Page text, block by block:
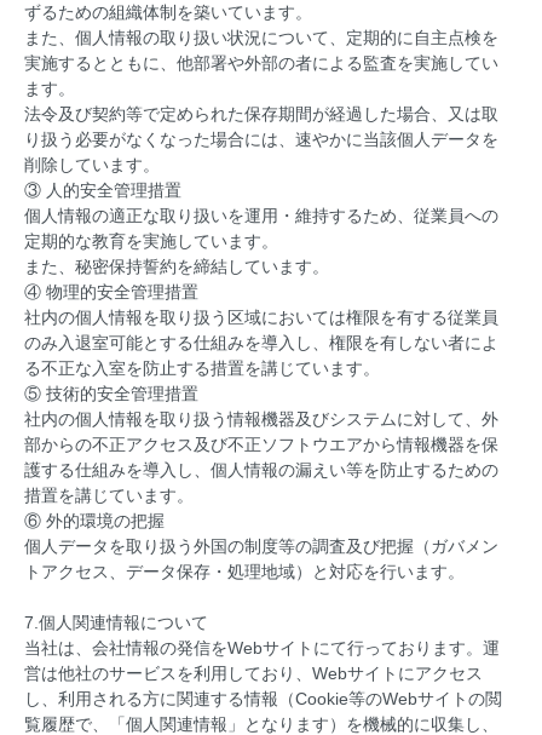
ずるための組織体制を築いています。
また、個人情報の取り扱い状況について、定期的に自主点検を
実施するとともに、他部署や外部の者による監査を実施してい
ます。
法令及び契約等で定められた保存期間が経過した場合、又は取
り扱う必要がなくなった場合には、速やかに当該個人データを
削除しています。
③ 人的安全管理措置
個人情報の適正な取り扱いを運用・維持するため、従業員への
定期的な教育を実施しています。
また、秘密保持誓約を締結しています。
④ 物理的安全管理措置
社内の個人情報を取り扱う区域においては権限を有する従業員
のみ入退室可能とする仕組みを導入し、権限を有しない者によ
る不正な入室を防止する措置を講じています。
⑤ 技術的安全管理措置
社内の個人情報を取り扱う情報機器及びシステムに対して、外
部からの不正アクセス及び不正ソフトウエアから情報機器を保
護する仕組みを導入し、個人情報の漏えい等を防止するための
措置を講じています。
⑥ 外的環境の把握
個人データを取り扱う外国の制度等の調査及び把握（ガバメン
トアクセス、データ保存・処理地域）と対応を行います。
7.個人関連情報について
当社は、会社情報の発信をWebサイトにて行っております。運
営は他社のサービスを利用しており、Webサイトにアクセス
し、利用される方に関連する情報（Cookie等のWebサイトの閲
覧履歴で、「個人関連情報」となります）を機械的に収集し、